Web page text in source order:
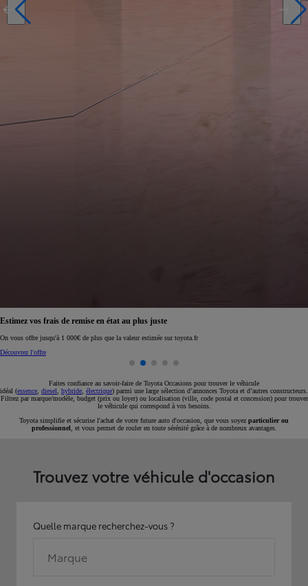
Réservez en ligne votre occasion pour 1€ seulement
Réservez en ligne
Faites confiance au savoir-faire de Toyota Occasions pour trouver le véhicule
idéal (essence diesel hybride électrique) parmi une large sélection d’annonces Toyota et d’autres constructeurs.
Filtrez par marque/modèle, budget (prix ou loyer) ou localisation (ville, code postal et concession) pour trouver
le véhicule qui correspond à vos besoins.
Toyota simplifie et sécurise l'achat de votre future auto d'occasion, que vous soyez particulier ou
professionnel , et vous permet de rouler en toute sérénité grâce à de nombreux avantages.
Trouvez votre véhicule d'occasion
Quelle marque recherchez-vous ?
Marque